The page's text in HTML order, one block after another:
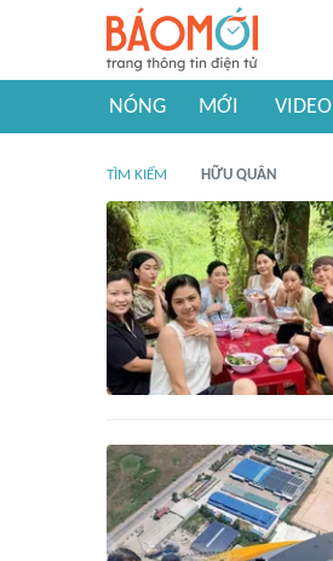
NÓNG MỚI VIDEO
TÌM KIẾM HỮU QUÂN